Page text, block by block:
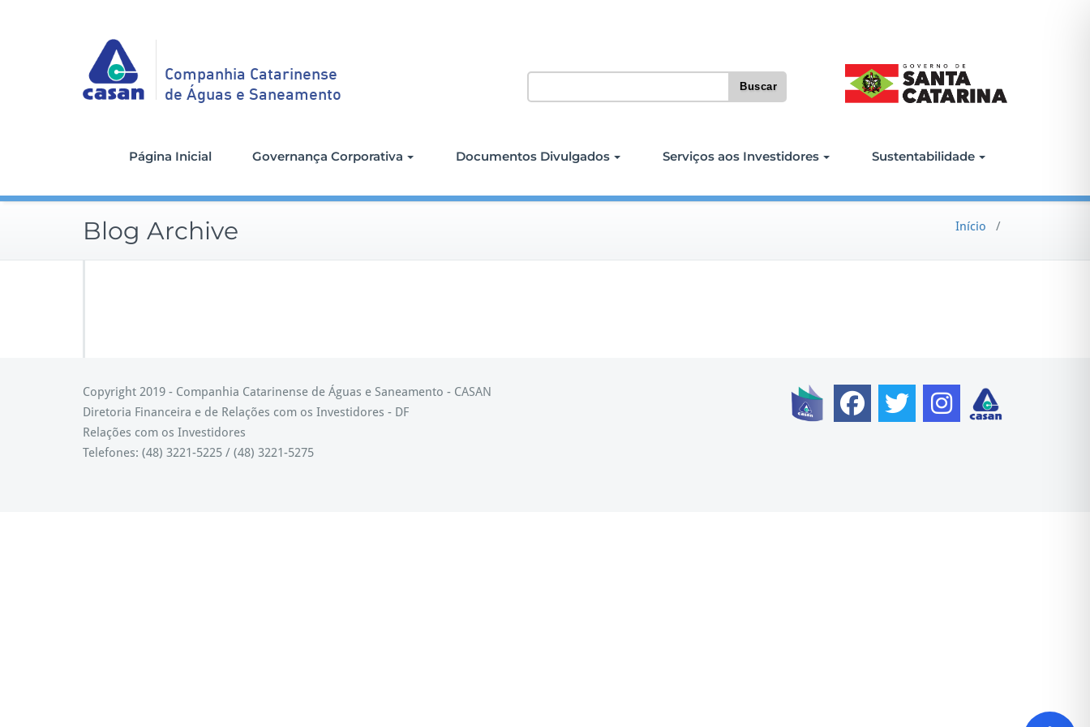
Companhia Catarinense
de Águas e Saneamento
Página Inicial Governança Corporativa Documentos Divulgados Serviços aos Investidores Sustentabilidade
Blog Archive Início /
Copyright 2019 - Companhia Catarinense de Águas e Saneamento - CASAN
Diretoria Financeira e de Relações com os Investidores - DF
Relações com os Investidores
Telefones: (48) 3221-5225 / (48) 3221-5275